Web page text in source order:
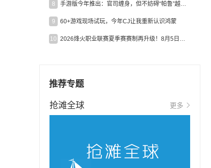
8 手游版今年推出：官司缠身，但不妨碍“帕鲁”越来越火
9 60+游戏现场试玩，今年CJ让我重新认识鸿蒙
10 2026烽火职业联赛夏季赛赛制再升级！8月5日起24支战队集结开战！
推荐专题
抢滩全球 更多